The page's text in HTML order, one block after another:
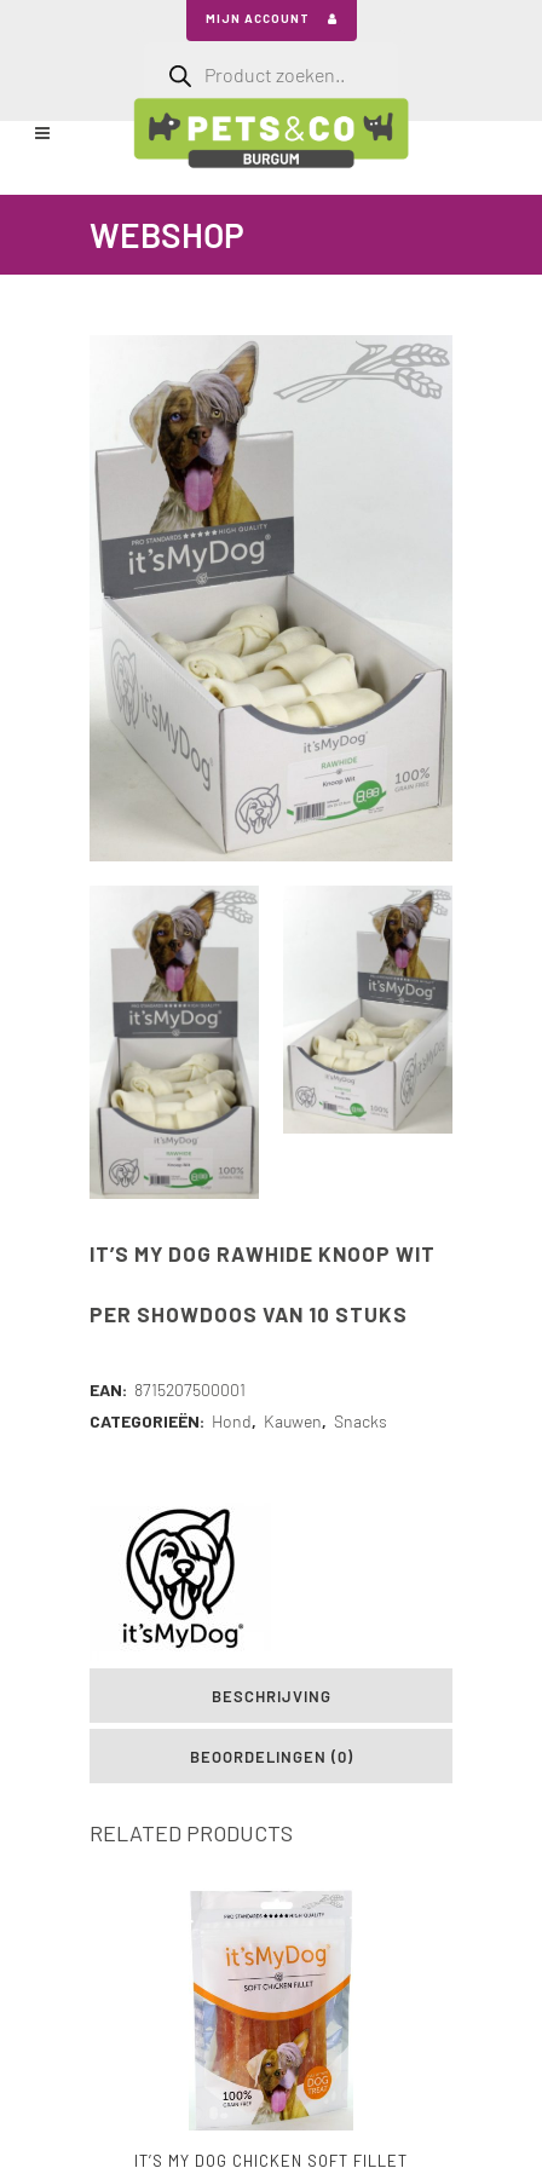
zoeken
MIJN ACCOUNT
WEBSHOP
IT’S MY DOG RAWHIDE KNOOP WIT
PER SHOWDOOS VAN 10 STUKS
EAN: 8715207500001
CATEGORIEËN: Hond, Kauwen, Snacks
BESCHRIJVING
BEOORDELINGEN (0)
RELATED PRODUCTS
IT’S MY DOG CHICKEN SOFT FILLET